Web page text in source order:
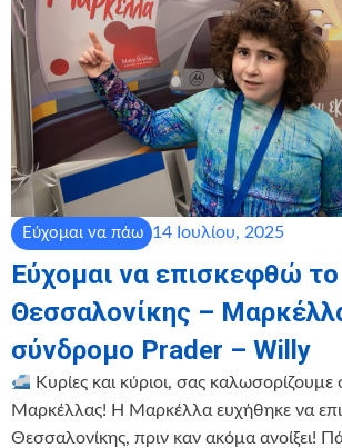
Εύχομαι να πάω 14 Ιουλίου, 2025
Εύχομαι να επισκεφθώ
Θεσσαλονίκης –
σύνδρομο Prader – Willy
Κυρίες και κύριοι, σας καλωσορίζουμε
Μαρκέλλας! Η Μαρκέλλα ευχήθηκε να
Θεσσαλονίκης, πριν καν ακόμα ανοίξει!